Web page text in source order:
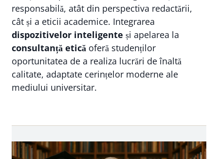
responsabilă, atât din perspectiva redactării,
cât și a eticii academice. Integrarea
dispozitivelor inteligente și apelarea la
consultanță etică oferă studenților
oportunitatea de a realiza lucrări de înaltă
calitate, adaptate cerințelor moderne ale
mediului universitar.